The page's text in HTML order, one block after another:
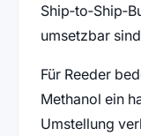
umsetzbar
Für Reeder
Methanol ein
Umstellung